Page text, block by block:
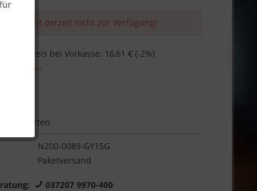
steht derzeit nicht zur Verfügung!
Skonto-Preis bei Vorkasse: 16,61 € (-2%)
Bewerten
N200-0089-GY1SG
Paketversand
037207 9970-400